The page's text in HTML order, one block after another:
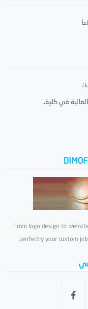
في كلية..
From logo design to
perfectly your custom